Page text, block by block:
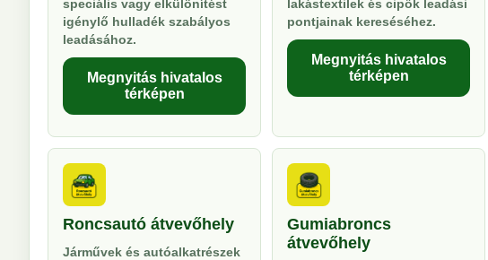
speciális vagy elkülönítést
igénylő hulladék szabályos
leadásához.
Megnyitás hivatalos
térképen
lakástextilek és cipők leadási
pontjainak kereséséhez.
Megnyitás hivatalos
térképen
Roncsautó átvevőhely
Járművek és autóalkatrészek
Gumiabroncs
átvevőhely